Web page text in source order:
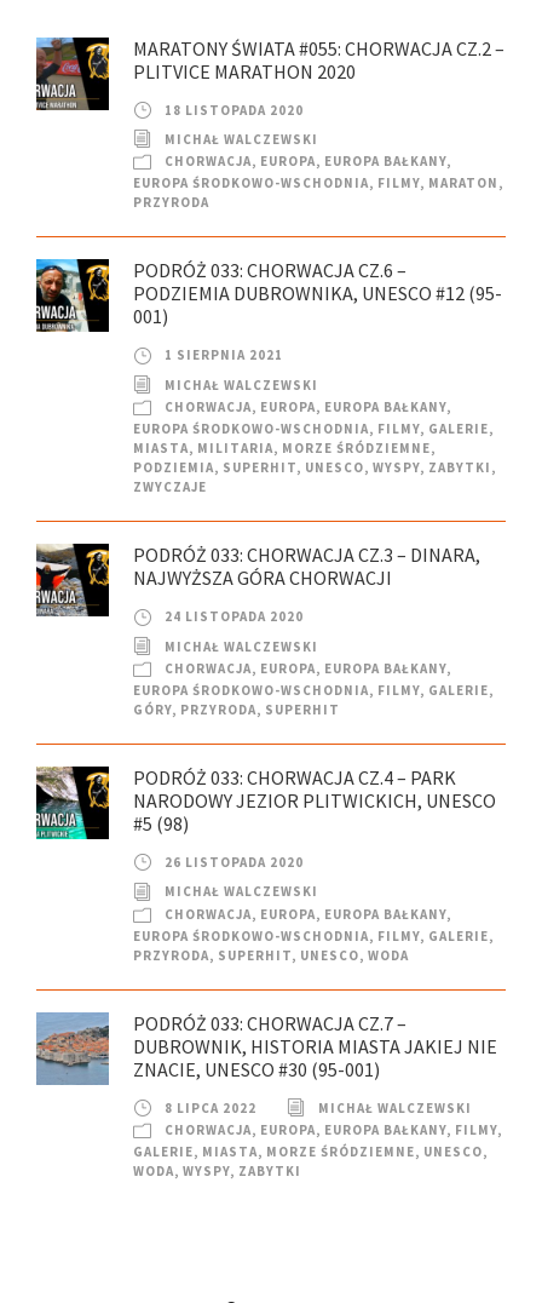
MARATONY ŚWIATA #055: CHORWACJA CZ.2 –
PLITVICE MARATHON 2020
18 LISTOPADA 2020
MICHAŁ WALCZEWSKI
CHORWACJA, EUROPA, EUROPA BAŁKANY,
EUROPA ŚRODKOWO-WSCHODNIA, FILMY, MARATON ,
PRZYRODA
PODRÓŻ 033: CHORWACJA CZ.6 –
PODZIEMIA DUBROWNIKA, UNESCO #12 (95-
001)
1 SIERPNIA 2021
MICHAŁ WALCZEWSKI
CHORWACJA, EUROPA, EUROPA BAŁKANY,
EUROPA ŚRODKOWO-WSCHODNIA, FILMY, GALERIE,
MIASTA, MILITARIA, MORZE ŚRÓDZIEMNE,
PODZIEMIA, SUPERHIT, UNESCO, WYSPY, ZABYTKI ,
ZWYCZAJE
PODRÓŻ 033: CHORWACJA CZ.3 – DINARA,
NAJWYŻSZA GÓRA CHORWACJI
24 LISTOPADA 2020
MICHAŁ WALCZEWSKI
CHORWACJA, EUROPA, EUROPA BAŁKANY,
EUROPA ŚRODKOWO-WSCHODNIA, FILMY, GALERIE,
GÓRY, PRZYRODA, SUPERHIT
PODRÓŻ 033: CHORWACJA CZ.4 – PARK
NARODOWY JEZIOR PLITWICKICH, UNESCO
#5 (98)
26 LISTOPADA 2020
MICHAŁ WALCZEWSKI
CHORWACJA, EUROPA, EUROPA BAŁKANY,
EUROPA ŚRODKOWO-WSCHODNIA, FILMY, GALERIE,
PRZYRODA, SUPERHIT, UNESCO, WODA
PODRÓŻ 033: CHORWACJA CZ.7 –
DUBROWNIK, HISTORIA MIASTA JAKIEJ NIE
ZNACIE, UNESCO #30 (95-001)
8 LIPCA 2022
MICHAŁ WALCZEWSKI
CHORWACJA, EUROPA, EUROPA BAŁKANY, FILMY,
GALERIE, MIASTA, MORZE ŚRÓDZIEMNE, UNESCO,
WODA, WYSPY, ZABYTKI